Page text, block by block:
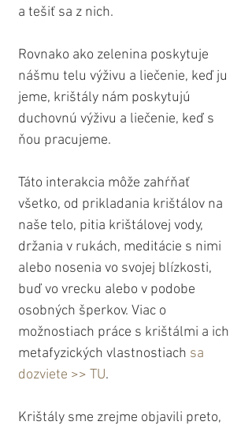
a tešiť sa z nich.
Rovnako ako zelenina poskytuje
nášmu telu výživu a liečenie, keď ju
jeme, krištály nám poskytujú
duchovnú výživu a liečenie, keď s
ňou pracujeme.
Táto interakcia môže zahŕňať
všetko, od prikladania krištálov na
naše telo, pitia krištálovej vody,
držania v rukách, meditácie s nimi
alebo nosenia vo svojej blízkosti,
buď vo vrecku alebo v podobe
osobných šperkov. Viac o
možnostiach práce s krištálmi a ich
metafyzických vlastnostiach sa
dozviete >> TU.
Krištály sme zrejme objavili preto,